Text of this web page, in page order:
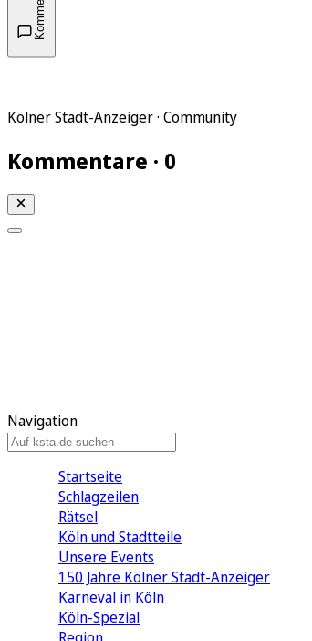
Kölner Stadt-Anzeiger · Community
Kommentare · 0
Navigation
Startseite
Schlagzeilen
Rätsel
Köln und Stadtteile
Unsere Events
150 Jahre Kölner Stadt-Anzeiger
Karneval in Köln
Köln-Spezial